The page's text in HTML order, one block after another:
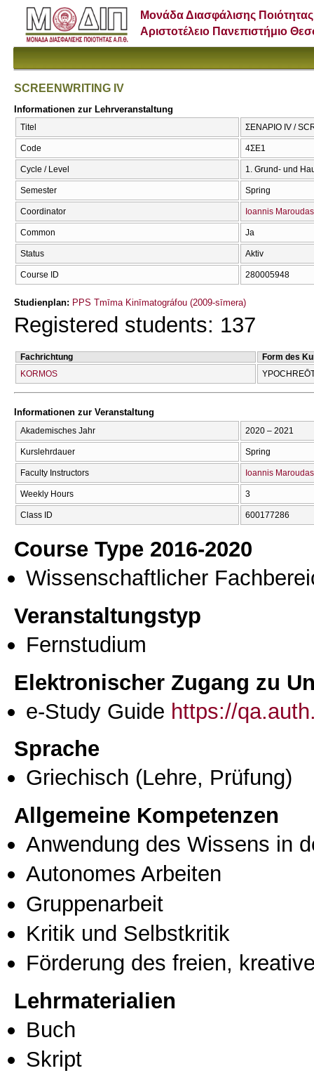
Μονάδα Διασφάλισης Ποιότητας
Αριστοτέλειο Πανεπιστήμιο
SCREENWRITING IV
Informationen zur Lehrveranstaltung
Titel ΣΕΝΑΡΙΟ IV /
Code 4ΣΕ1
Cycle / Level 1. Grund- und
Semester Spring
Coordinator Ioannis Maroudas
Common Ja
Status Aktiv
Course ID 280005948
Studienplan: PPS Tmīma Kinīmatográfou (2009-sīmera)
Registered students: 137
Fachrichtung
Form des
KORMOS
Informationen zur Veranstaltung
Akademisches Jahr 2020 – 2021
Kurslehrdauer Spring
Faculty Instructors Ioannis Maroudas
Weekly Hours 3
Class ID 600177286
Course Type 2016-2020
Wissenschaftlicher
Veranstaltungstyp
Fernstudium
Elektronischer Zugang zu
e-Study Guide https://
Sprache
Griechisch (Lehre, Prüfung)
Allgemeine Kompetenzen
Anwendung des Wissens in
Autonomes Arbeiten
Gruppenarbeit
Kritik und Selbstkritik
Förderung des freien,
Lehrmaterialien
Buch
Skript